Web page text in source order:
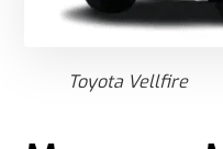
Toyota Vellfire